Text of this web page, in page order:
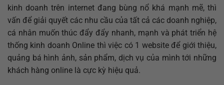
kinh doanh trên internet đang bùng nổ khá mạnh mẽ, thì
vấn để giải quyết các nhu cầu của tất cả các doanh nghiệp,
cá nhân muốn thúc đẩy đẩy nhanh, mạnh và phát triển hệ
thống kinh doanh Online thì việc có 1 website để giới thiệu,
quảng bá hình ảnh, sản phẩm, dịch vụ của mình tới những
khách hàng online là cực kỳ hiệu quả.